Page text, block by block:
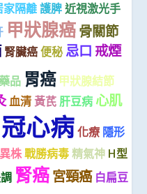
家隔離 護脾 近視激光手
甲狀腺癌骨關節
腎臟癌 便秘 忌口 戒煙
品 胃癌 甲狀腺結節
血清 黃芪 肝豆病 心肌
冠心病 化療 隱形
株戰勝病毒 精氣神 H型
腎癌宮頸癌 白扁豆